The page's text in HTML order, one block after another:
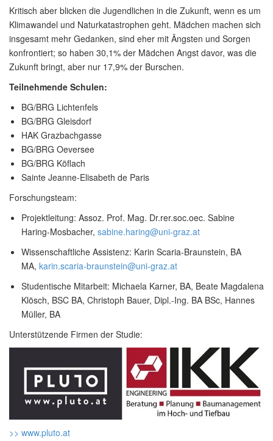
Kritisch aber blicken die Jugendlichen in die Zukunft, wenn es um
Klimawandel und Naturkatastrophen geht. Mädchen machen sich
insgesamt mehr Gedanken, sind eher mit Ängsten und Sorgen
konfrontiert; so haben 30,1% der Mädchen Angst davor, was die
Zukunft bringt, aber nur 17,9% der Burschen.
Teilnehmende Schulen:
BG/BRG Lichtenfels
BG/BRG Gleisdorf
HAK Grazbachgasse
BG/BRG Oeversee
BG/BRG Köflach
Sainte Jeanne-Elisabeth de Paris
Forschungsteam:
Projektleitung: Assoz. Prof. Mag. Dr.rer.soc.oec. Sabine
Haring-Mosbacher, sabine.haring@uni-graz.at
Wissenschaftliche Assistenz: Karin Scaria-Braunstein, BA
MA, karin.scaria-braunstein@uni-graz.at
Studentische Mitarbeit: Michaela Karner, BA, Beate Magdalena
Klösch, BSC BA, Christoph Bauer, Dipl.-Ing. BA BSc, Hannes
Müller, BA
Unterstützende Firmen der Studie:
>> www.pluto.at